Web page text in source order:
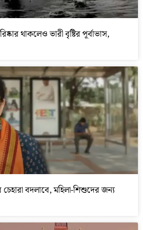
থাকলেও ভারী বৃষ্টির পূর্বাভাস,
চেহারা বদলাবে, মহিলা-শিশুদের জন্য